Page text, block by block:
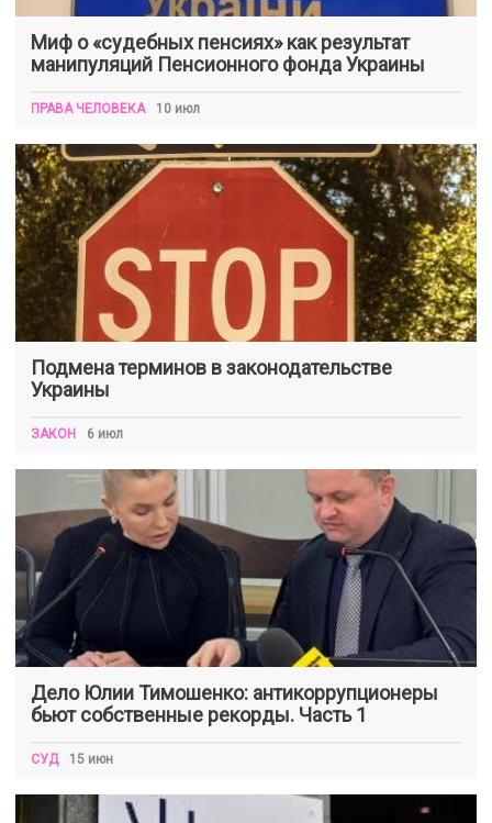
Миф о «судебных пенсиях» как результат
манипуляций Пенсионного фонда Украины
ПРАВА ЧЕЛОВЕКА 10 июл
Подмена терминов в законодательстве
Украины
ЗАКОН 6 июл
Дело Юлии Тимошенко: антикоррупционеры
бьют собственные рекорды. Часть 1
СУД 15 июн